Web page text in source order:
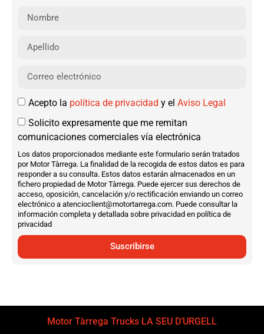
Acepto la política de privacidad y el Aviso Legal
Solicito expresamente que me remitan
comunicaciones comerciales vía electrónica
Los datos proporcionados mediante este formulario serán tratados
por Motor Tàrrega. La finalidad de la recogida de estos datos es para
responder a su consulta. Estos datos estarán almacenados en un
fichero propiedad de Motor Tàrrega. Puede ejercer sus derechos de
acceso, oposición, cancelación y/o rectificación enviando un correo
electrónico a atencioclient@motortarrega.com. Puede consultar la
información completa y detallada sobre privacidad en política de
privacidad
Suscribirse
Motor Tàrrega Trucks LA SEU D’URGELL